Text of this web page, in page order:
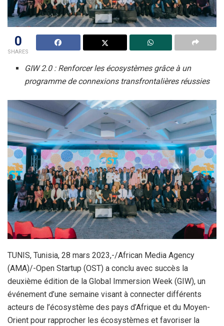
0
SHARES
GIW 2.0 : Renforcer les écosystèmes grâce à un
programme de connexions transfrontalières réussies
TUNIS, Tunisia, 28 mars 2023,-/African Media Agency
(AMA)/-Open Startup (OST) a conclu avec succès la
deuxième édition de la Global Immersion Week (GIW), un
événement d’une semaine visant à connecter différents
acteurs de l’écosystème des pays d’Afrique et du Moyen-
Orient pour rapprocher les écosystèmes et favoriser la